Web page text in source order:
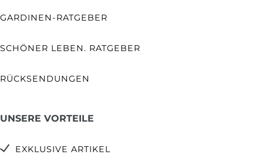
GARDINEN-RATGEBER
SCHÖNER LEBEN. RATGEBER
RÜCKSENDUNGEN
UNSERE VORTEILE
EXKLUSIVE ARTIKEL